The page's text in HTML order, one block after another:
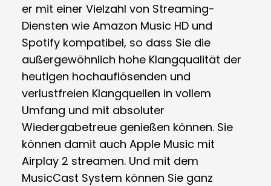
er mit einer Vielzahl von Streaming-
Diensten wie Amazon Music HD und
Spotify kompatibel, so dass Sie die
außergewöhnlich hohe Klangqualität der
heutigen hochauflösenden und
verlustfreien Klangquellen in vollem
Umfang und mit absoluter
Wiedergabetreue genießen können. Sie
können damit auch Apple Music mit
Airplay 2 streamen. Und mit dem
MusicCast System können Sie ganz